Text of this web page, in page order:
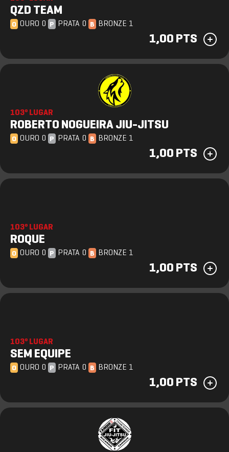
QZD TEAM
O OURO 0 P PRATA 0 B BRONZE 1
1,00 PTS
103º LUGAR
ROBERTO NOGUEIRA JIU-JITSU
O OURO 0 P PRATA 0 B BRONZE 1
1,00 PTS
103º LUGAR
ROQUE
O OURO 0 P PRATA 0 B BRONZE 1
1,00 PTS
103º LUGAR
SEM EQUIPE
O OURO 0 P PRATA 0 B BRONZE 1
1,00 PTS